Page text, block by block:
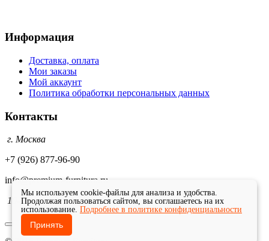
Информация
Доставка, оплата
Мои заказы
Мой аккаунт
Политика обработки персональных данных
Контакты
г. Москва
+7 (926) 877-96-90
info@premium-furnitura.ru
10-20
Мы используем cookie-файлы для анализа и удобства.
Продолжая пользоваться сайтом, вы соглашаетесь на их
использование. Подробнее в политике конфиденциальности
Принять